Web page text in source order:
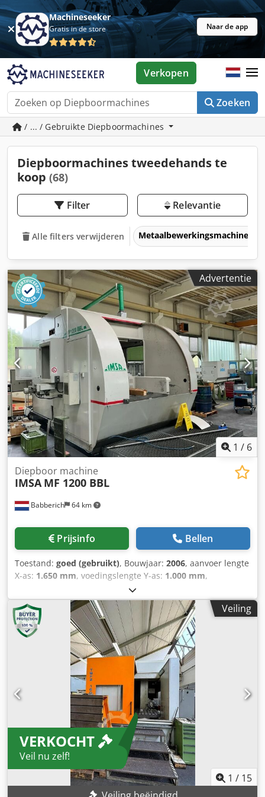
Machineseeker
Gratis in de store Naar de app
Zoeken
Verkopen
/ ... / Gebruikte Diepboormachines
Diepboormachines tweedehands te
koop (68)
Filter Relevantie
Alle filters verwijderen Metaalbewerkingsmachines
Advertentie
1 / 6
Babberich 64 km
Diepboor machine
IMSA MF 1200 BBL
Prijsinfo Bellen
Toestand: goed (gebruikt), Bouwjaar: 2006, aanvoer lengte
X-as: 1.650 mm, voedingslengte Y-as: 1.000 mm,
Langgatboormachine Imsa - MF 1200 BBL Dedpfxowyup To
Abpjck MACH-ID 9176 Merk: Imsa Type: MF 1200 BBL
Besturing: SELCA S4045 Bouwjaar: 2006 Max.
boorcapaciteit Ø staal: 5 - 40mm Verplaatsing X - as:
1650mm Verplaatsing Y - as: 1000mm Verplaatsing W - as:
500mm Tafel afmeting lengte x breedte / of ø:1200 x
1500mm Spindel pinole opname Mk: SK40Mk Toeren -
Range: 4200Rpm Lengte: 6500mm Breedte: 3800mm
Hoogte: 3400mm Gewicht: 6500kg
Veiling
VERKOCHT
Veil nu zelf!
1 / 15